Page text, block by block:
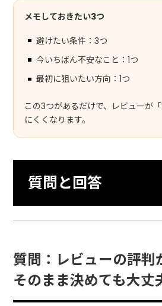
メモしておきたい3つ
避けたい条件：3つ
今いちばん不安なこと：1つ
最初に狙いたい方向：1つ
この3つがあるだけで、レビューが
にくくなります。
質問と回答
質問：レビューの評判
そのまま決めても大丈